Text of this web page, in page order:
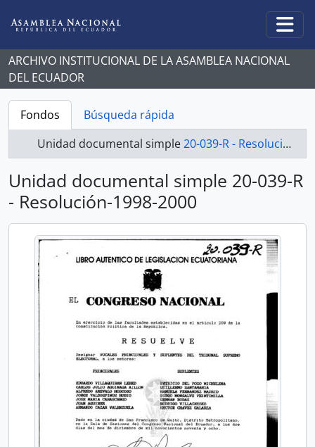
ARCHIVO INSTITUCIONAL DE LA ASAMBLEA NACIONAL
DEL ECUADOR
Fondos
Búsqueda rápida
Unidad documental simple20-039-R - Resolución-1998-2000
Unidad documental simple 20-039-R
- Resolución-1998-2000